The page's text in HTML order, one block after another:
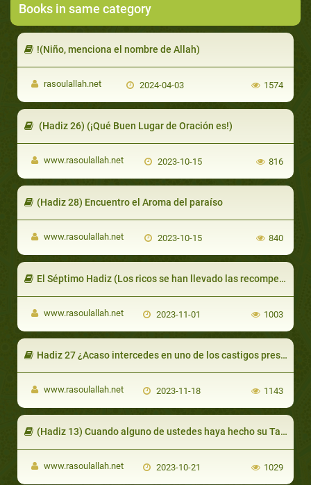
Books in same category
!(Niño, menciona el nombre de Allah)
rasoulallah.net 2024-04-03 1574
(Hadiz 26) (¡Qué Buen Lugar de Oración es!)
www.rasoulallah.net 2023-10-15 816
(Hadiz 28) Encuentro el Aroma del paraíso
www.rasoulallah.net 2023-10-15 840
El Séptimo Hadiz (Los ricos se han llevado las recompensas...)
www.rasoulallah.net 2023-11-01 1003
Hadiz 27 ¿Acaso intercedes en uno de los castigos prescritos por Allah?
www.rasoulallah.net 2023-11-18 1143
(Hadiz 13) Cuando alguno de ustedes haya hecho su Tashahud
www.rasoulallah.net 2023-10-21 1029